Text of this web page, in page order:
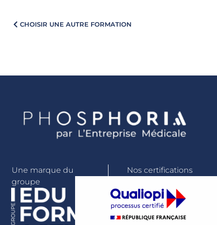
CHOISIR UNE AUTRE FORMATION
Une marque du
groupe
Nos certifications